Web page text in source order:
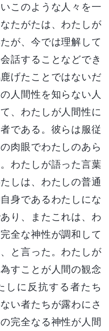
このような人々を一
たがたは、わたしが
が、今では理解して
話することなどでき
げたことではないだ
人間性を知らない人
、わたしが人間性に
である。彼らは服従
肉眼でわたしのあら
わたしが語った言葉
しは、わたしの普通
身であるわたしにな
り、またこれは、わ
全な神性が調和して
と言った。わたしが
すことが人間の観念
しに反抗する者たち
い者たちが露わにさ
完全なる神性が人間